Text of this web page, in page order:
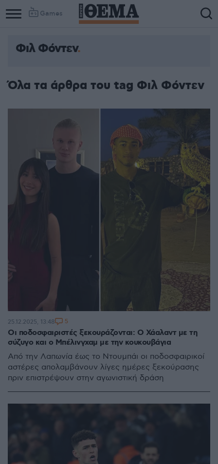
Games
Φιλ Φόντεν
Όλα τα άρθρα του tag Φιλ Φόντεν
Οι ποδοσφαιριστές ξεκουράζονται: Ο Χάαλαντ με τη
σύζυγο και ο Μπέλινγχαμ με την κουκουβάγια
Από την Λαπωνία έως το Ντουμπάι οι ποδοσφαιρικοί
αστέρες απολαμβάνουν λίγες ημέρες ξεκούρασης
πριν επιστρέψουν στην αγωνιστική δράση
25.12.2025, 13:48 5